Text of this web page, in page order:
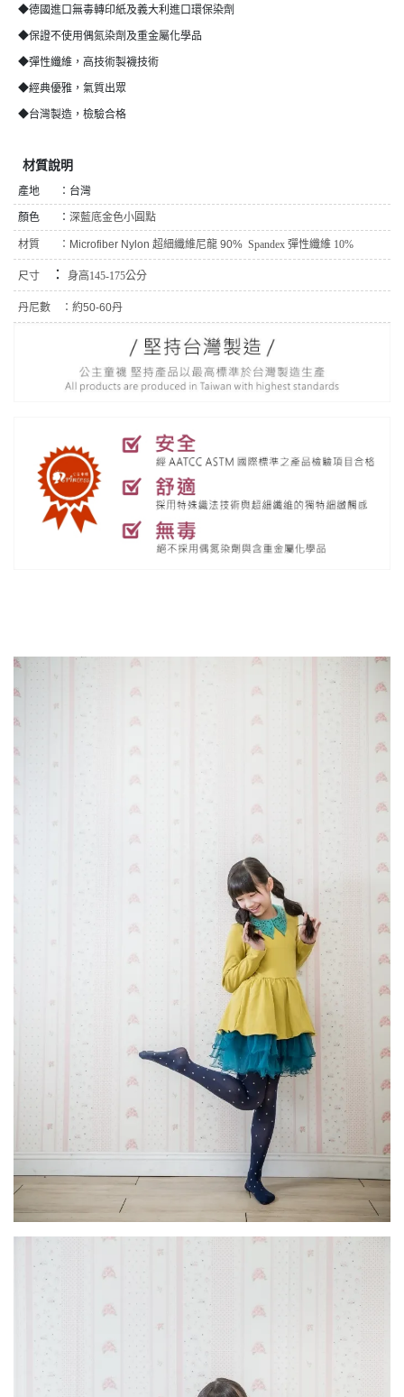
◆德國進口無毒轉印紙及義大利進口環保染劑
◆保證不使用偶氮染劑及重金屬化學品
◆彈性纖維，高技術製襪技術
◆經典優雅，氣質出眾
◆台灣製造，檢驗合格
材質說明
產地 ：台灣
顏色 ： 深藍底金色小圓點
材質 ： Microfiber Nylon 超細纖維尼龍 90% Spandex 彈性纖維 10%
尺寸 ： 身高145-175公分
丹尼數 ： 約50-60丹